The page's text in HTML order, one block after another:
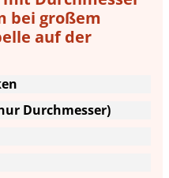
bei großem
auf der
Durchmesser)